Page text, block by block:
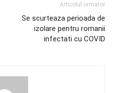
Articolul urmator
Se scurteaza perioada de
izolare pentru romanii
infectati cu COVID